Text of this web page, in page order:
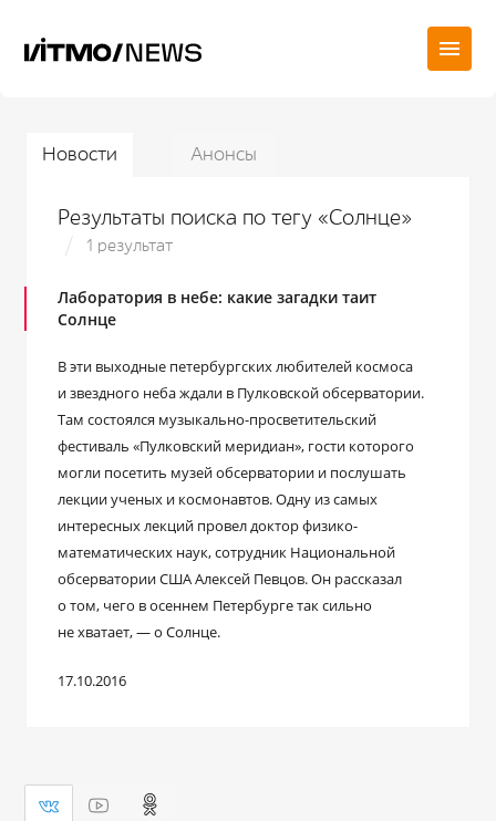
Новости Анонсы
Результаты поиска по тегу «Солнце»
1 результат
Лаборатория в небе: какие загадки таит
Солнце
В эти выходные петербургских любителей космоса
и звездного неба ждали в Пулковской обсерватории.
Там состоялся музыкально-просветительский
фестиваль «Пулковский меридиан», гости которого
могли посетить музей обсерватории и послушать
лекции ученых и космонавтов. Одну из самых
интересных лекций провел доктор физико-
математических наук, сотрудник Национальной
обсерватории США Алексей Певцов. Он рассказал
о том, чего в осеннем Петербурге так сильно
не хватает, — о Солнце.
17.10.2016